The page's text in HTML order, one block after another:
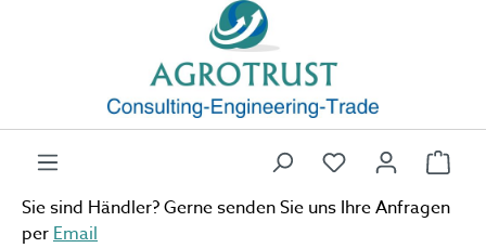
Zum Hauptinhalt springen
Sie sind Händler? Gerne senden Sie uns Ihre Anfragen
per Email
Du hast 0